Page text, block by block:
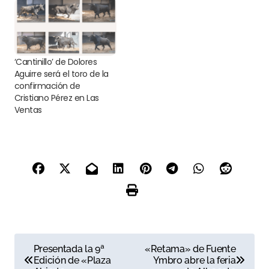
‘Cantinillo’ de Dolores
Aguirre será el toro de la
confirmación de
Cristiano Pérez en Las
Ventas
Presentada la 9ª
Edición de «Plaza
«Retama» de Fuente
Ymbro abre la feria